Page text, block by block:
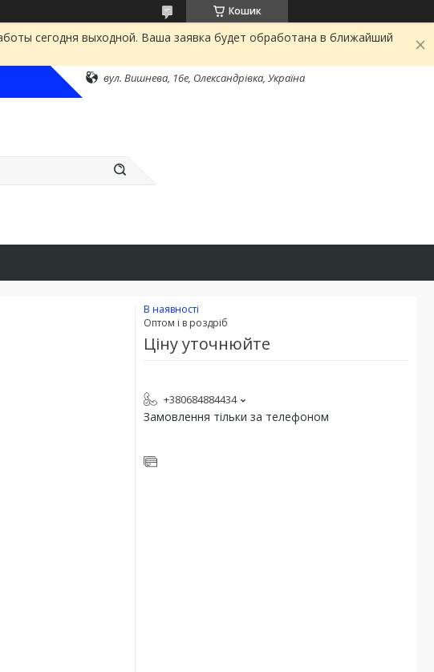
Кошик
сегодня выходной. Ваша заявка будет обработана в ближайший
вул. Вишнева, 16е, Олександрівка, Україна
В наявності
Оптом і в роздріб
Ціну уточнюйте
+380684884434
Замовлення тільки за телефоном